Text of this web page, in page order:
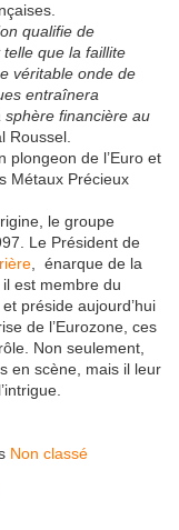
qualifie de
que la faillite
véritable onde de
entraînera
financière au
Roussel.
plongeon de l’Euro et
Métaux Précieux
le groupe
Le Président de
, énarque de la
est membre du
et préside aujourd’hui
de l’Eurozone, ces
Non seulement,
en scène, mais il leur
Non classé